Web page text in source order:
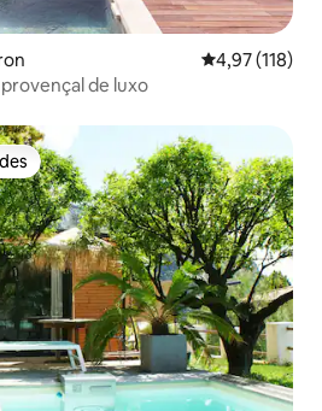
4,97 de uma
4,97 (118)
de luxo
dos hóspedes